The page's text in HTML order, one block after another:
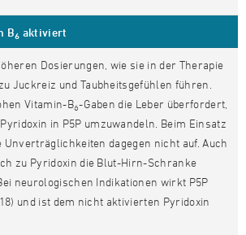
B6 aktiviert
Dosierungen, wie sie in der Therapie
Juckreiz und Taubheitsgefühlen führen.
Vitamin-B6-Gaben die Leber überfordert,
in P5P umzuwandeln. Beim Einsatz
Unverträglichkeiten dagegen nicht auf. Auch
zu Pyridoxin die Blut-Hirn-Schranke
neurologischen Indikationen wirkt P5P
und ist dem nicht aktivierten Pyridoxin